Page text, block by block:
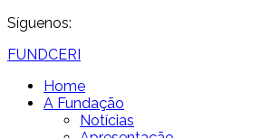
Síguenos:
FUNDCERI
Home
A Fundação
Notícias